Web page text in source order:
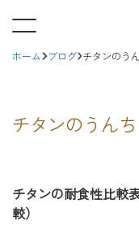
ホーム ブログ チタンのう
チタンのうん
チタンの耐食性比較
較）